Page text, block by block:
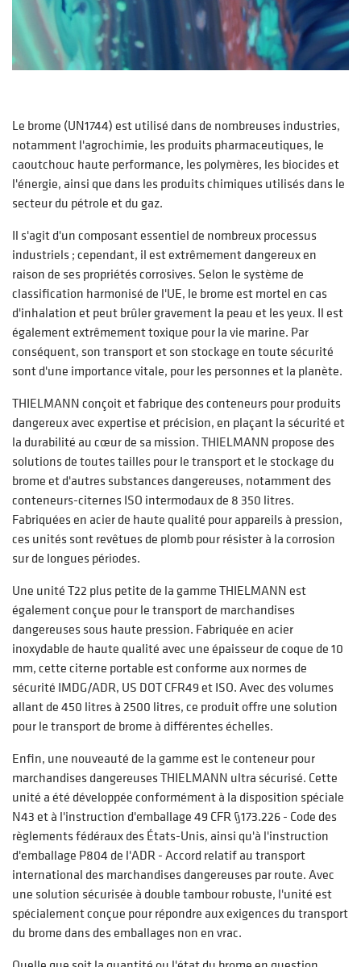
Le brome (UN1744) est utilisé dans de nombreuses industries,
notamment l'agrochimie, les produits pharmaceutiques, le
caoutchouc haute performance, les polymères, les biocides et
l'énergie, ainsi que dans les produits chimiques utilisés dans le
secteur du pétrole et du gaz.
Il s'agit d'un composant essentiel de nombreux processus
industriels ; cependant, il est extrêmement dangereux en
raison de ses propriétés corrosives. Selon le système de
classification harmonisé de l'UE, le brome est mortel en cas
d'inhalation et peut brûler gravement la peau et les yeux. Il est
également extrêmement toxique pour la vie marine. Par
conséquent, son transport et son stockage en toute sécurité
sont d'une importance vitale, pour les personnes et la planète.
THIELMANN conçoit et fabrique des conteneurs pour produits
dangereux avec expertise et précision, en plaçant la sécurité et
la durabilité au cœur de sa mission. THIELMANN propose des
solutions de toutes tailles pour le transport et le stockage du
brome et d'autres substances dangereuses, notamment des
conteneurs-citernes ISO intermodaux de 8 350 litres.
Fabriquées en acier de haute qualité pour appareils à pression,
ces unités sont revêtues de plomb pour résister à la corrosion
sur de longues périodes.
Une unité T22 plus petite de la gamme THIELMANN est
également conçue pour le transport de marchandises
dangereuses sous haute pression. Fabriquée en acier
inoxydable de haute qualité avec une épaisseur de coque de 10
mm, cette citerne portable est conforme aux normes de
sécurité IMDG/ADR, US DOT CFR49 et ISO. Avec des volumes
allant de 450 litres à 2500 litres, ce produit offre une solution
pour le transport de brome à différentes échelles.
Enfin, une nouveauté de la gamme est le conteneur pour
marchandises dangereuses THIELMANN ultra sécurisé. Cette
unité a été développée conformément à la disposition spéciale
N43 et à l'instruction d'emballage 49 CFR §173.226 - Code des
règlements fédéraux des États-Unis, ainsi qu'à l'instruction
d'emballage P804 de l'ADR - Accord relatif au transport
international des marchandises dangereuses par route. Avec
une solution sécurisée à double tambour robuste, l'unité est
spécialement conçue pour répondre aux exigences du transport
du brome dans des emballages non en vrac.